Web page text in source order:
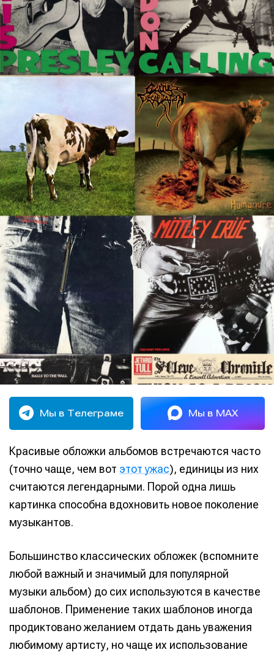
Мы в Телеграме Мы в MAX
Красивые обложки альбомов встречаются часто
(точно чаще, чем вот этот ужас), единицы из них
считаются легендарными. Порой одна лишь
картинка способна вдохновить новое поколение
музыкантов.
Большинство классических обложек (вспомните
любой важный и значимый для популярной
музыки альбом) до сих используются в качестве
шаблонов. Применение таких шаблонов иногда
продиктовано желанием отдать дань уважения
любимому артисту, но чаще их использование